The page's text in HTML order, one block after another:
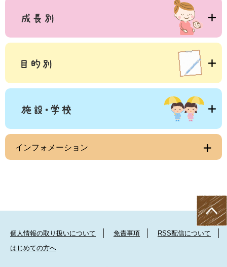
インフォメーション
個人情報の取り扱いについて 免責事項
RSS配信について
はじめての方へ